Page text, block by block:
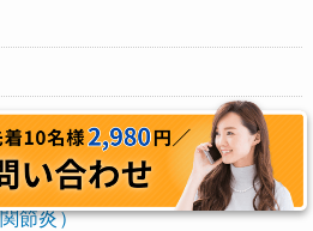
髄症
節炎）